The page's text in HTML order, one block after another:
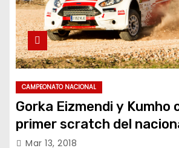
CAMPEONATO NACIONAL
Gorka Eizmendi y Kumho
primer scratch del
Mar 13, 2018